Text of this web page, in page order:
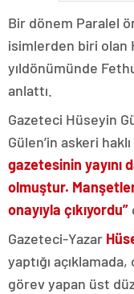
Bir dönem Paralel
isimlerden biri olan
yıldönümünde
anlattı.
Gazeteci Hüseyin
Gülen’in askeri
gazetesinin yayını
olmuştur.
onayıyla çıkıyordu”
Gazeteci-Yazar
yaptığı
görev yapan üst